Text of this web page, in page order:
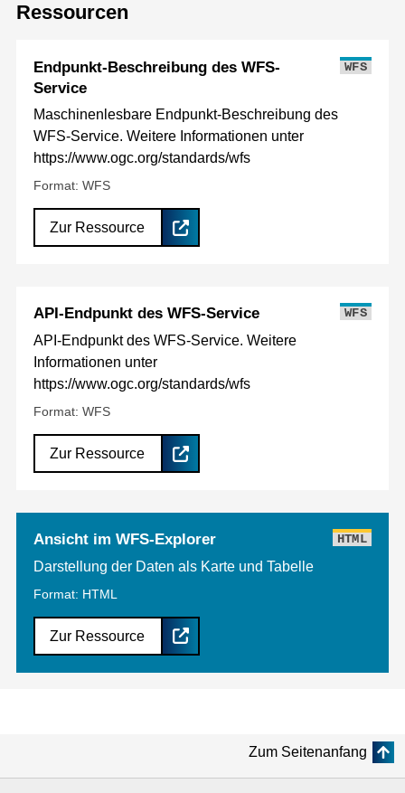
Ressourcen
Endpunkt-Beschreibung des WFS-
Service
WFS
Maschinenlesbare Endpunkt-Beschreibung des
WFS-Service. Weitere Informationen unter
https://www.ogc.org/standards/wfs
Format: WFS
Zur Ressource
API-Endpunkt des WFS-Service WFS
API-Endpunkt des WFS-Service. Weitere
Informationen unter
https://www.ogc.org/standards/wfs
Format: WFS
Zur Ressource
Ansicht im WFS-Explorer HTML
Darstellung der Daten als Karte und Tabelle
Format: HTML
Zur Ressource
Zum Seitenanfang